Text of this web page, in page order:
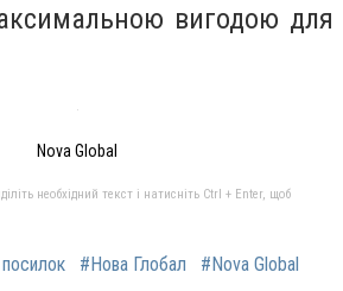
вигодою для
Nova Global
необхідний текст і натисніть Ctrl + Enter, щоб
#Нова Глобал #Nova Global